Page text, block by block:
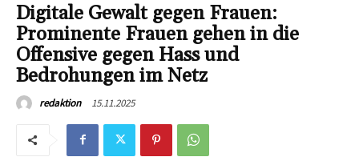
Digitale Gewalt gegen Frauen:
Prominente Frauen gehen in die
Offensive gegen Hass und
Bedrohungen im Netz
redaktion 15.11.2025